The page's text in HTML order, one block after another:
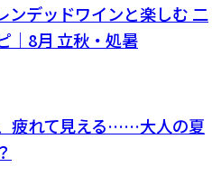
ンデッドワインと楽しむ 二
｜8月 立秋・処暑
疲れて見える……大人の夏